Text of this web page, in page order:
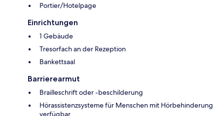
Portier/Hotelpage
Einrichtungen
1 Gebäude
Tresorfach an der Rezeption
Bankettsaal
Barrierearmut
Brailleschrift oder -beschilderung
Hörassistenzsysteme für Menschen mit Hörbehinderung
verfügbar